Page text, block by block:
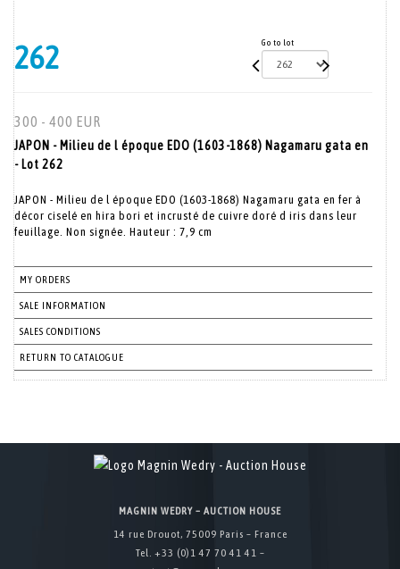
262 Go to lot
300 - 400 EUR
JAPON - Milieu de l époque EDO (1603-1868) Nagamaru gata en
- Lot 262
JAPON - Milieu de l époque EDO (1603-1868) Nagamaru gata en fer à
décor ciselé en hira bori et incrusté de cuivre doré d iris dans leur
feuillage. Non signée. Hauteur : 7,9 cm
MY ORDERS
SALE INFORMATION
SALES CONDITIONS
RETURN TO CATALOGUE
MAGNIN WEDRY – AUCTION HOUSE
14 rue Drouot, 75009 Paris – France
Tel. +33 (0)1 47 70 41 41 –